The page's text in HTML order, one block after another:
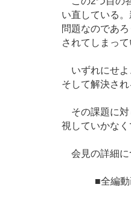
い直している
問題なのであ
されてしまって
いずれにせよ
そして解決され
その課題に対
視していかなく
会見の詳細に
■全編